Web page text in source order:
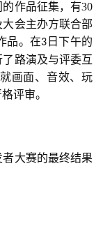
作品征集，有30
会主办方联合部
品。在3 日下午的
路演及与评委互
画面、音效、玩
评审。
大赛的最终结果